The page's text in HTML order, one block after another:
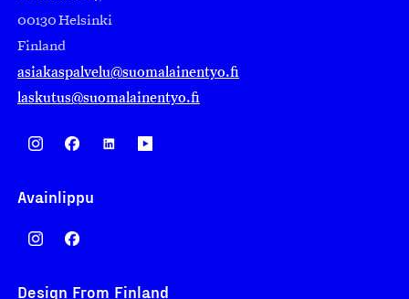
00130 Helsinki
Finland
asiakaspalvelu@suomalainentyo.fi
laskutus@suomalainentyo.fi
Avainlippu
Design From Finland